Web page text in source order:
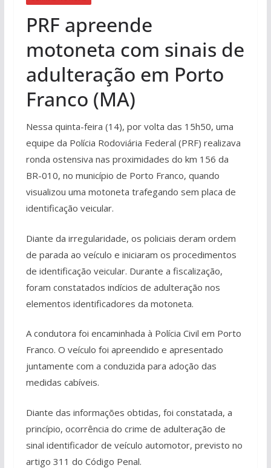
PRF apreende
motoneta com sinais de
adulteração em Porto
Franco (MA)
Nessa quinta-feira (14), por volta das 15h50, uma
equipe da Polícia Rodoviária Federal (PRF) realizava
ronda ostensiva nas proximidades do km 156 da
BR-010, no município de Porto Franco, quando
visualizou uma motoneta trafegando sem placa de
identificação veicular.
Diante da irregularidade, os policiais deram ordem
de parada ao veículo e iniciaram os procedimentos
de identificação veicular. Durante a fiscalização,
foram constatados indícios de adulteração nos
elementos identificadores da motoneta.
A condutora foi encaminhada à Polícia Civil em Porto
Franco. O veículo foi apreendido e apresentado
juntamente com a conduzida para adoção das
medidas cabíveis.
Diante das informações obtidas, foi constatada, a
princípio, ocorrência do crime de adulteração de
sinal identificador de veículo automotor, previsto no
artigo 311 do Código Penal.